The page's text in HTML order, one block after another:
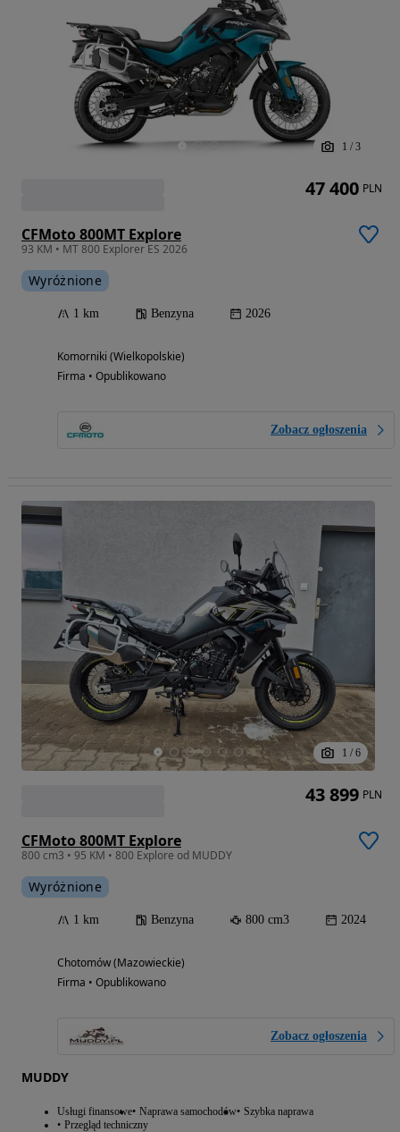
1 / 3
CFMoto 800MT Explore
93 KM • MT 800 Explorer ES 2026
Wyróżnione
1 km Benzyna 2026
Komorniki (Wielkopolskie)
Firma • Opublikowano
Zobacz ogłoszenia
47 400 PLN
1 / 6
CFMoto 800MT Explore
800 cm3 • 95 KM • 800 Explore od MUDDY
Wyróżnione
1 km Benzyna 800 cm3 2024
Chotomów (Mazowieckie)
Firma • Opublikowano
Zobacz ogłoszenia
MUDDY
Usługi finansowe Naprawa samochodów Szybka naprawa
Przegląd techniczny
43 899 PLN